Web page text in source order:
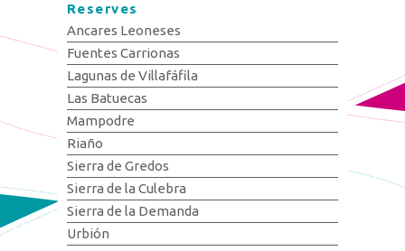
Reserves
Ancares Leoneses
Fuentes Carrionas
Lagunas de Villafáfila
Las Batuecas
Mampodre
Riaño
Sierra de Gredos
Sierra de la Culebra
Sierra de la Demanda
Urbión